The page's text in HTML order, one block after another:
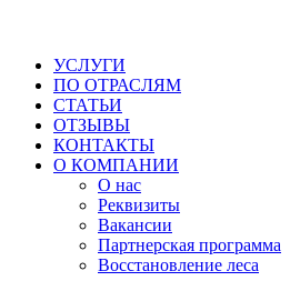
УСЛУГИ
ПО ОТРАСЛЯМ
СТАТЬИ
ОТЗЫВЫ
КОНТАКТЫ
О КОМПАНИИ
О нас
Реквизиты
Вакансии
Партнерская программа
Восстановление леса